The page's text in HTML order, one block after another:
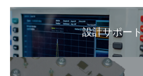
設計サポート